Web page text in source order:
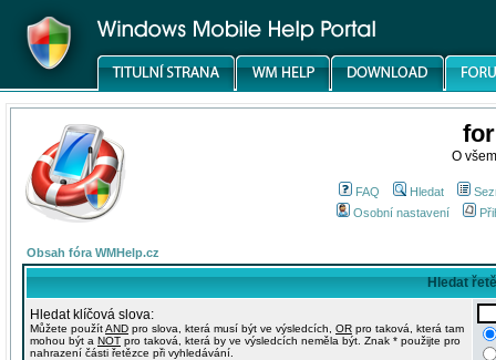
O
FAQ Hledat
Osobní nastavení
Obsah fóra WMHelp.cz
Hledat
Hledat klíčová slova:
Můžete použítAND pro slova, která musí být ve výsledcích, OR pro taková, která tam
mohou být a NOT pro taková, která by ve výsledcích neměla být. Znak * použijte pro
nahrazení části řetězce při vyhledávání.